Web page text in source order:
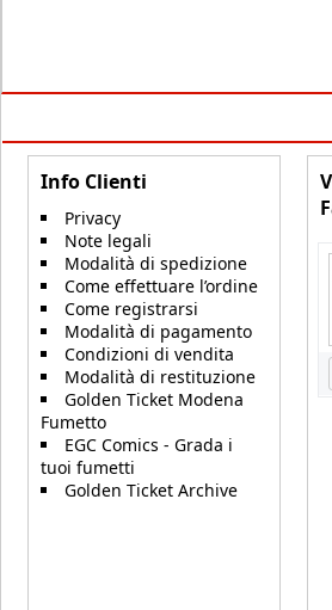
Info Clienti
Privacy
Note legali
Modalità di spedizione
Come effettuare l’ordine
Come registrarsi
Modalità di pagamento
Condizioni di vendita
Modalità di restituzione
Golden Ticket Modena
Fumetto
EGC Comics - Grada i
tuoi fumetti
Golden Ticket Archive